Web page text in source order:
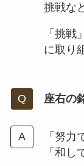
挑戦な
「挑
に取り
座右の
「努力
「和し